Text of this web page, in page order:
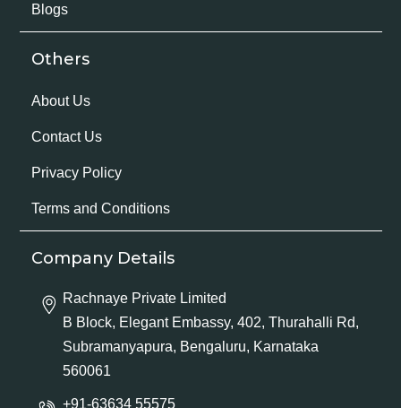
Blogs
Others
About Us
Contact Us
Privacy Policy
Terms and Conditions
Company Details
Rachnaye Private Limited
B Block, Elegant Embassy, 402, Thurahalli Rd,
Subramanyapura, Bengaluru, Karnataka
560061
+91-63634 55575